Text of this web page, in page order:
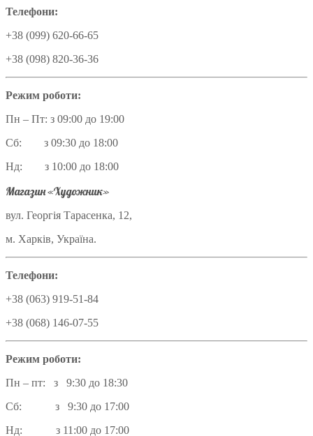
Телефони:
+38 (099) 620-66-65
+38 (098) 820-36-36
Режим роботи:
Пн – Пт: з 09:00 до 19:00
Сб: з 09:30 до 18:00
Нд: з 10:00 до 18:00
Магазин «Художник»
вул. Георгія Тарасенка, 12,
м. Харків, Україна.
Телефони:
+38 (063) 919-51-84
+38 (068) 146-07-55
Режим роботи:
Пн – пт: з 9:30 до 18:30
Сб: з 9:30 до 17:00
Нд: з 11:00 до 17:00